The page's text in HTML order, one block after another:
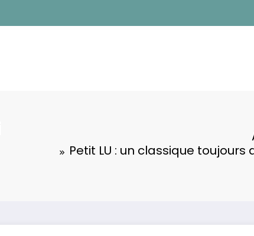
Petit LU : un classique